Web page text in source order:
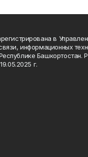
в
информационных
Башкортостан.
г.